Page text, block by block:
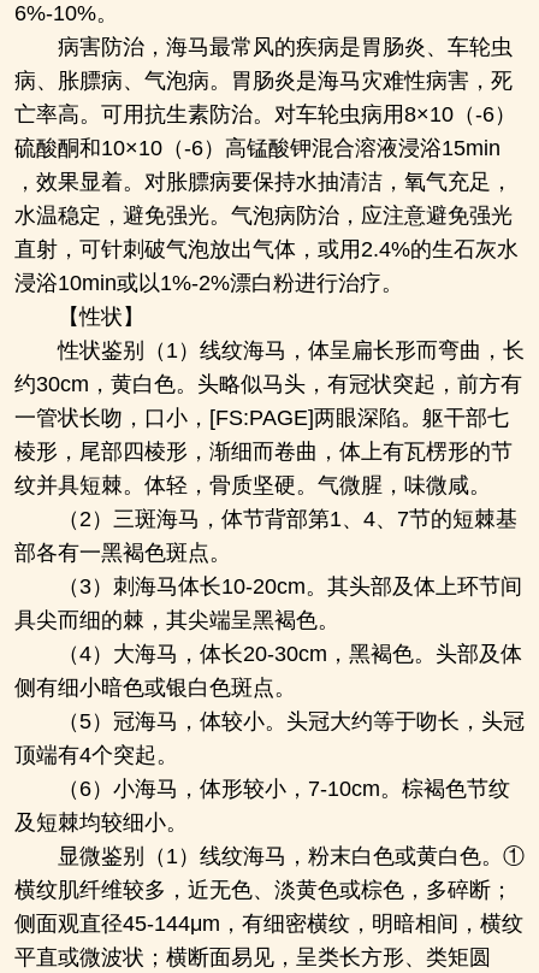
6%-10%。
病害防治，海马最常风的疾病是胃肠炎、车轮虫
病、胀膘病、气泡病。胃肠炎是海马灾难性病害，死
亡率高。可用抗生素防治。对车轮虫病用8×10（-6）
硫酸酮和10×10（-6）高锰酸钾混合溶液浸浴15min
，效果显着。对胀膘病要保持水抽清洁，氧气充足，
水温稳定，避免强光。气泡病防治，应注意避免强光
直射，可针刺破气泡放出气体，或用2.4%的生石灰水
浸浴10min或以1%-2%漂白粉进行治疗。
【性状】
性状鉴别（1）线纹海马，体呈扁长形而弯曲，长
约30cm，黄白色。头略似马头，有冠状突起，前方有
一管状长吻，口小，[FS:PAGE]两眼深陷。躯干部七
棱形，尾部四棱形，渐细而卷曲，体上有瓦楞形的节
纹并具短棘。体轻，骨质坚硬。气微腥，味微咸。
（2）三斑海马，体节背部第1、4、7节的短棘基
部各有一黑褐色斑点。
（3）刺海马体长10-20cm。其头部及体上环节间
具尖而细的棘，其尖端呈黑褐色。
（4）大海马，体长20-30cm，黑褐色。头部及体
侧有细小暗色或银白色斑点。
（5）冠海马，体较小。头冠大约等于吻长，头冠
顶端有4个突起。
（6）小海马，体形较小，7-10cm。棕褐色节纹
及短棘均较细小。
显微鉴别（1）线纹海马，粉末白色或黄白色。①
横纹肌纤维较多，近无色、淡黄色或棕色，多碎断；
侧面观直径45-144μm，有细密横纹，明暗相间，横纹
平直或微波状；横断面易见，呈类长方形、类矩圆